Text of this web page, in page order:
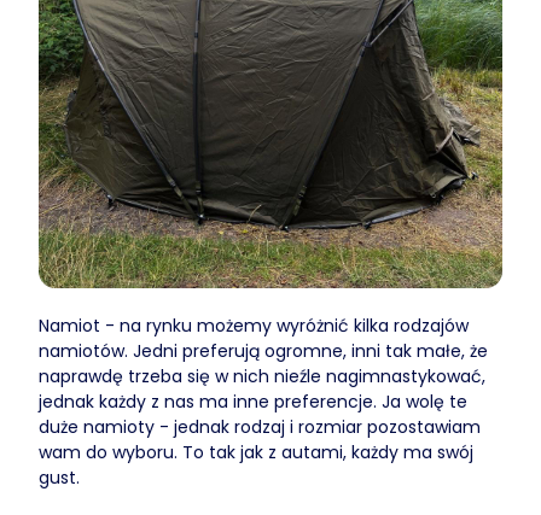
Namiot - na rynku możemy wyróżnić kilka rodzajów
namiotów. Jedni preferują ogromne, inni tak małe, że
naprawdę trzeba się w nich nieźle nagimnastykować,
jednak każdy z nas ma inne preferencje. Ja wolę te
duże namioty - jednak rodzaj i rozmiar pozostawiam
wam do wyboru. To tak jak z autami, każdy ma swój
gust.